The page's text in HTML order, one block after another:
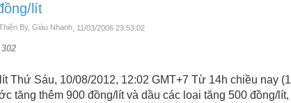
lít
By, Giàu Nhanh , 11/03/2006 23:53:02
302
Thứ Sáu, 10/08/2012, 12:02 GMT+7 Từ 14h chiều nay
tăng thêm 900 đồng/lít và dầu các loại tăng 500 đồng/lít,